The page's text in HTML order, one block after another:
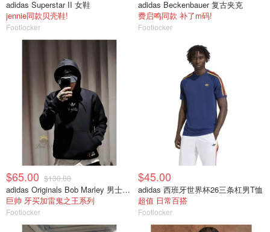
adidas Superstar II 女鞋
jennie同款贝壳鞋!
Footlocker
adidas Beckenbauer 复古夹克
费启鸣同款 补了m码!
Footlocker
$65.00 $130.00
adidas Originals Bob Marley 男士卫衣
巨帅 牙买加雷鬼之王系列
Footlocker
$45.00
adidas 西班牙世界杯26三条杠男T恤
超值 日常百搭
Footlocker